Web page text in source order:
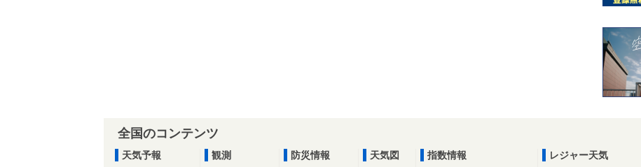
全国のコンテンツ
天気予報
観測
防災情報
天気図
指数情報
レジャー天気